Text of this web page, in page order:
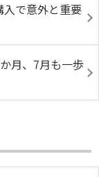
で意外と重要
月、7月も一歩